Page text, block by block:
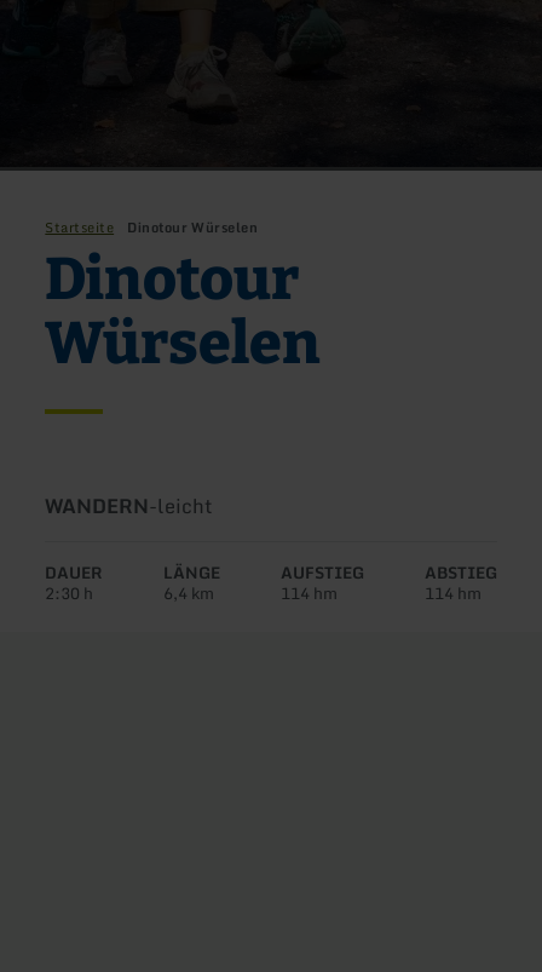
Startseite Dinotour Würselen
Dinotour
Würselen
Art
Tour:
WANDERN-Schwierigkeit:
leicht
DAUER
2:30 h
LÄNGE
6,4 km
AUFSTIEG
114 hm
ABSTIEG
114 hm